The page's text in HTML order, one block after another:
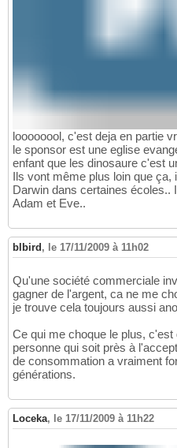
loooooool, c'est deja en partie
le sponsor est une eglise
enfant que les dinosaure c'est
Ils vont même plus loin que ça,
Darwin dans certaines écoles..
Adam et Eve..
blbird, le 17/11/2009 à 11h02
Qu'une société commerciale
gagner de l'argent, ca ne me
je trouve cela toujours aussi
Ce qui me choque le plus,
personne qui soit près à
de consommation a vraiment
générations.
Loceka, le 17/11/2009 à 11h22